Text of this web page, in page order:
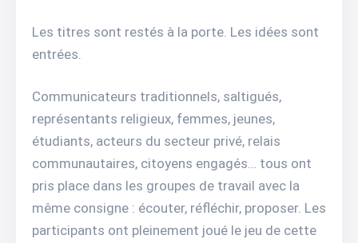
Les titres sont restés à la porte. Les idées sont
entrées.
Communicateurs traditionnels, saltigués,
représentants religieux, femmes, jeunes,
étudiants, acteurs du secteur privé, relais
communautaires, citoyens engagés… tous ont
pris place dans les groupes de travail avec la
même consigne : écouter, réfléchir, proposer. Les
participants ont pleinement joué le jeu de cette